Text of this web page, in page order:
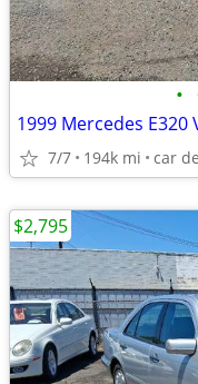
•
7/7 194k mi car
$2,795